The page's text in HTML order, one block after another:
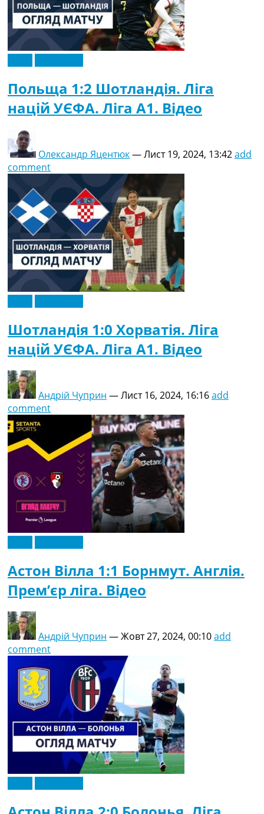
Польща 1:2 Шотландія. Ліга
націй УЄФА. Ліга A1. Відео
Олександр Яцентюк—Лист 19, 2024, 13:42add
comment
Шотландія 1:0 Хорватія. Ліга
націй УЄФА. Ліга A1. Відео
Андрій Чуприн —Лист 16, 2024, 16:16add
comment
Астон Вілла 1:1 Борнмут. Англія.
Прем’єр ліга. Відео
Андрій Чуприн —Жовт 27, 2024, 00:10add
comment